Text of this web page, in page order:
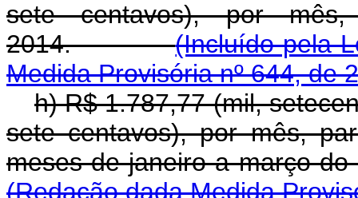
sete centavos), por
2014.(Incluído pela
Medida Provisória nº 644, de
h) R$ 1.787,77 (mil,
sete centavos), por mês,
meses de janeiro a
(Redação dada Medida